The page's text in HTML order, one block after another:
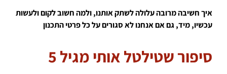
איך חשיבה מרובה עלולה לשתק אותנו, ולמה חשוב לקום ולעשות
עכשיו, מיד, גם אם אנחנו לא סגורים על כל פרטי התכנון
סיפור שטילטל אותי מגיל 5